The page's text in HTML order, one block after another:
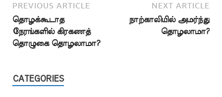
PREVIOUS ARTICLE
தொழக்கூடாத
நேரங்களில் கிரகணத்
தொழுகை தொழலாமா?
NEXT ARTICLE
நாற்காலியில் அமர்ந்து
தொழலாமா?
CATEGORIES